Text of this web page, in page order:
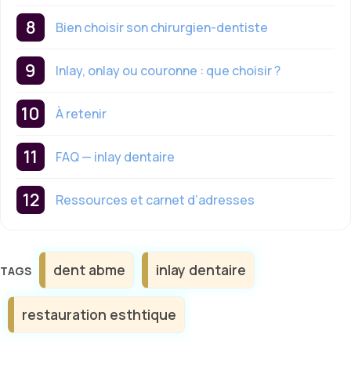
Bien choisir son chirurgien-dentiste
Inlay, onlay ou couronne : que choisir ?
À retenir
FAQ — inlay dentaire
Ressources et carnet d’adresses
Étiquettes
dent abme inlay dentaire
restauration esthtique